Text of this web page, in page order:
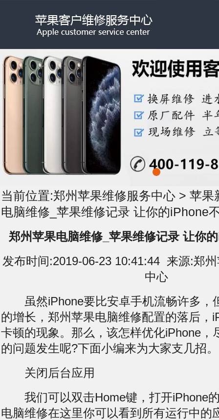
当前位置:郑州苹果维修服务中心 > 苹果
电脑维修_苹果维修记录 让你的iPhone
郑州苹果电脑维修_苹果维修记录 让你
发布时间:2019-06-23 10:41:44 来源:郑
中心
虽然iPhone要比安卓手机流畅许多，
的增长，郑州苹果电脑维修配置的落后，
卡顿的现象。那么，该怎样优化iPhone，
的问题发生呢?下面小编来为大家支几招。
关闭后台应用
我们可以双击Home键，打开iPhone
电脑维修在这里你可以看到所有运行中的